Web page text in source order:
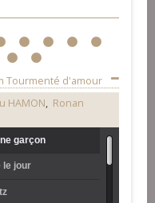
8 9 10
11
16 17
Tourmenté d'amour
HAMON, Ronan
garçon
le jour